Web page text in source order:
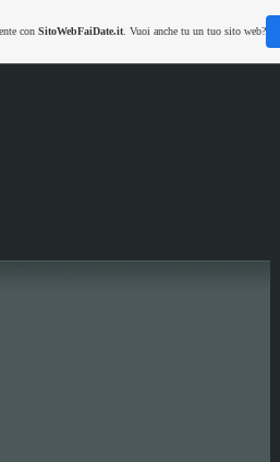
conSitoWebFaiDate.it . Vuoi anche tu un tuo sito web?